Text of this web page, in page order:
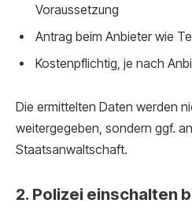
Voraussetzung
Antrag beim Anbieter wie
Kostenpflichtig, je nach
Die ermittelten Daten werden
weitergegeben, sondern ggf.
Staatsanwaltschaft.
2. Polizei einschalten